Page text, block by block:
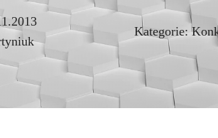
Kategorie: